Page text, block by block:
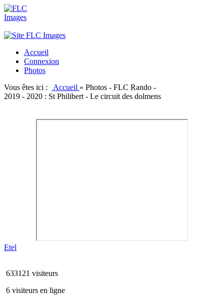
Accueil
Connexion
Photos
Vous êtes ici :
Accueil » Photos - FLC Rando -
2019 - 2020 : St Philibert - Le circuit des dolmens
Etel
633121 visiteurs
6 visiteurs en ligne